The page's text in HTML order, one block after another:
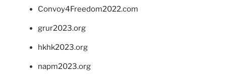
Convoy4Freedom2022.com
grur2023.org
hkhk2023.org
napm2023.org